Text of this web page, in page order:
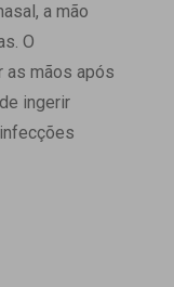
a mão
O
as mãos após
ingerir